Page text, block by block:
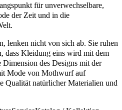
für unverwechselbare,
der Zeit und in die
lenken nicht von sich ab. Sie ruhen
dass Kleidung eins wird mit dem
des Designs mit der
Mode von Mothwurf auf
Qualität natürlicher Materialien und